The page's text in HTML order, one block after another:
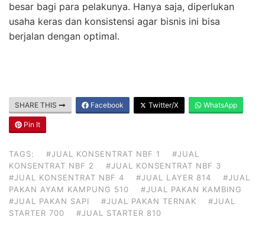
besar bagi para pelakunya. Hanya saja, diperlukan
usaha keras dan konsistensi agar bisnis ini bisa
berjalan dengan optimal.
SHARE THIS Facebook Twitter/X WhatsApp
Pin It
TAGS: #JUAL KONSENTRAT NBF 1
#JUAL
KONSENTRAT NBF 2
#JUAL KONSENTRAT NBF 3
#JUAL KONSENTRAT NBF 4
#JUAL LAYER 814
#JUAL
PAKAN AYAM KAMPUNG 510
#JUAL PAKAN KAMBING
#JUAL PAKAN SAPI
#JUAL PAKAN TERNAK
#JUAL
STARTER 700
#JUAL STARTER 810